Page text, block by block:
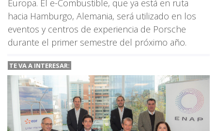
Europa. El e-Combustible, que ya está en ruta
hacia Hamburgo, Alemania, será utilizado en los
eventos y centros de experiencia de Porsche
durante el primer semestre del próximo año.
TE VA A INTERESAR: